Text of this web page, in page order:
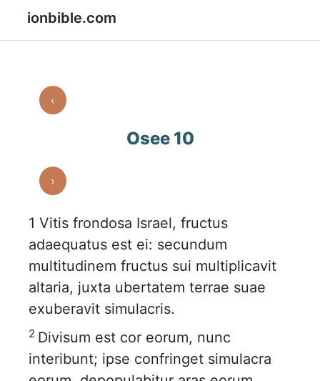
ionbible.com
‹
Osee 10
›
1 Vitis frondosa Israel, fructus
adaequatus est ei: secundum
multitudinem fructus sui multiplicavit
altaria, juxta ubertatem terrae suae
exuberavit simulacris.
2 Divisum est cor eorum, nunc
interibunt; ipse confringet simulacra